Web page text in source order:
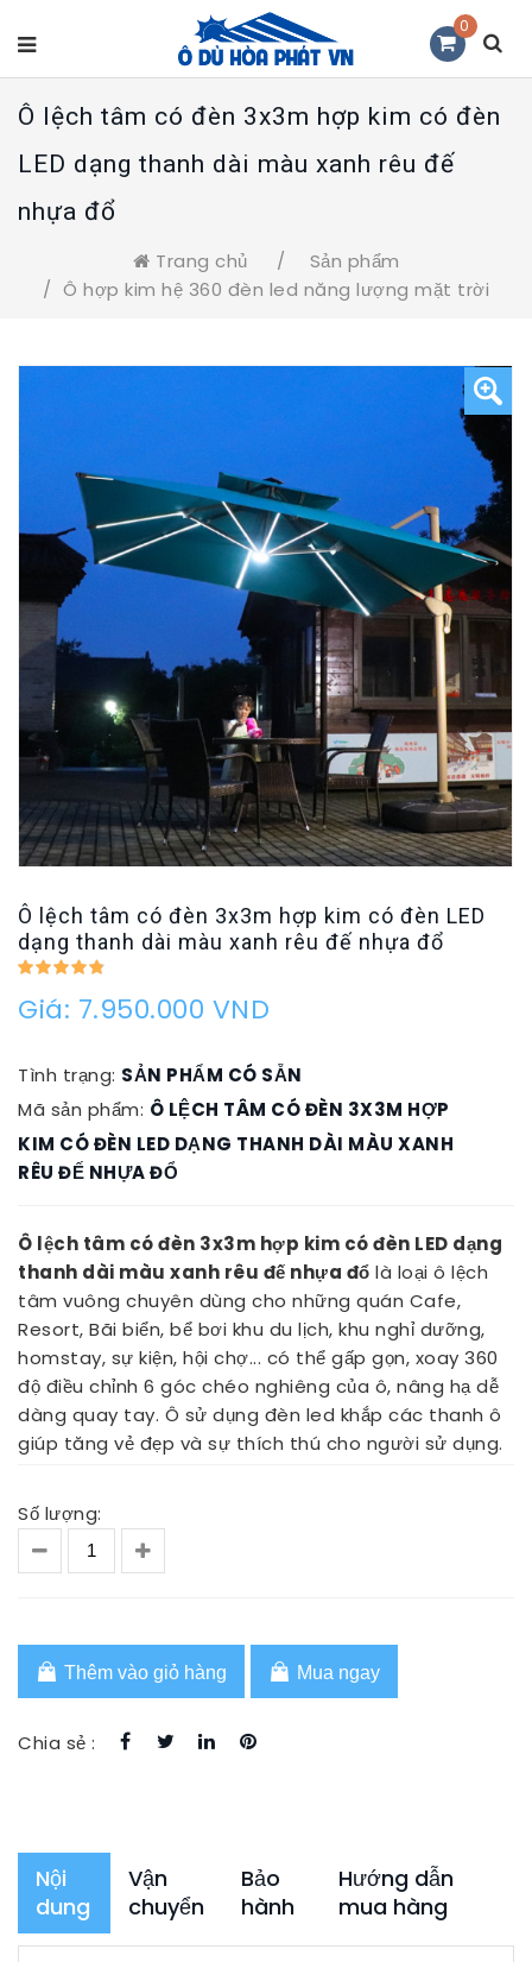
0
Ô lệch tâm có đèn 3x3m hợp kim có đèn
LED dạng thanh dài màu xanh rêu đế
nhựa đổ
Trang chủ /
Sản phẩm
/ Ô hợp kim hệ 360 đèn led năng lượng mặt trời
Ô lệch tâm có đèn 3x3m hợp kim có đèn LED
dạng thanh dài màu xanh rêu đế nhựa đổ
Giá: 7.950.000 VND
Tình trạng: SẢN PHẨM CÓ SẴN
Mã sản phẩm: Ô LỆCH TÂM CÓ ĐÈN 3X3M HỢP
KIM CÓ ĐÈN LED DẠNG THANH DÀI MÀU XANH
RÊU ĐẾ NHỰA ĐỔ
Ô lệch tâm có đèn 3x3m hợp kim có đèn LED dạng
thanh dài màu xanh rêu đế nhựa đổ là loại ô lệch
tâm vuông chuyên dùng cho những quán Cafe,
Resort, Bãi biển, bể bơi khu du lịch, khu nghỉ dưỡng,
homstay, sự kiện, hội chợ... có thể gấp gọn, xoay 360
độ điều chỉnh 6 góc chéo nghiêng của ô, nâng hạ dễ
dàng quay tay. Ô sử dụng đèn led khắp các thanh ô
giúp tăng vẻ đẹp và sự thích thú cho người sử dụng.
Số lượng:
Thêm vào giỏ hàng Mua ngay
Chia sẻ :
Nội
dung
Vận
chuyển
Bảo
hành
Hướng dẫn
mua hàng